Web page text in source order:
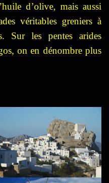
d’olive, maisaussi
véritables greniers à
Sur les pentes arides
on en dénombre plus